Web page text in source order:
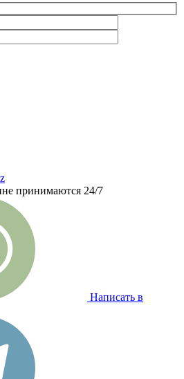
принимаются 24/7
Написать в